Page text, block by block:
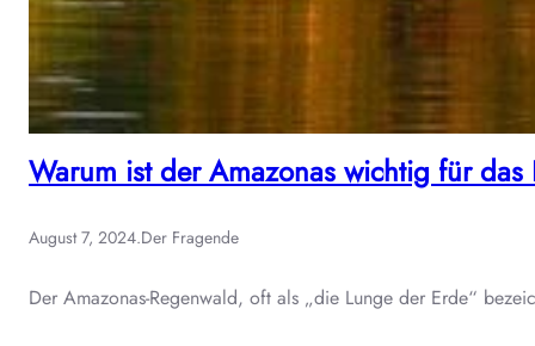
Warum ist der Amazonas wichtig für das
August 7, 2024.Der Fragende
Der Amazonas-Regenwald, oft als „die Lunge der Erde“